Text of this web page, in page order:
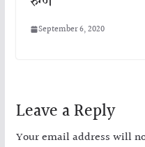
September 6, 2020
Leave a Reply
Your email address will